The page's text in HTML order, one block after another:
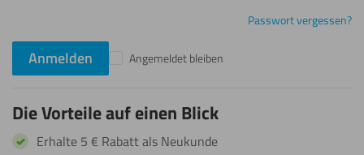
Passwort vergessen?
Angemeldet bleiben
Anmelden
Die Vorteile auf einen Blick
Erhalte 5 € Rabatt als Neukunde